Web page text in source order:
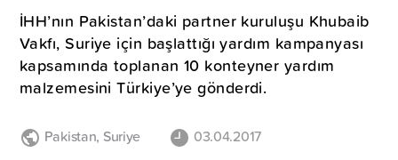
İHH’nın Pakistan’daki partner kuruluşu Khubaib
Vakfı, Suriye için başlattığı yardım kampanyası
kapsamında toplanan 10 konteyner yardım
malzemesini Türkiye’ye gönderdi.
Pakistan, Suriye 03.04.2017